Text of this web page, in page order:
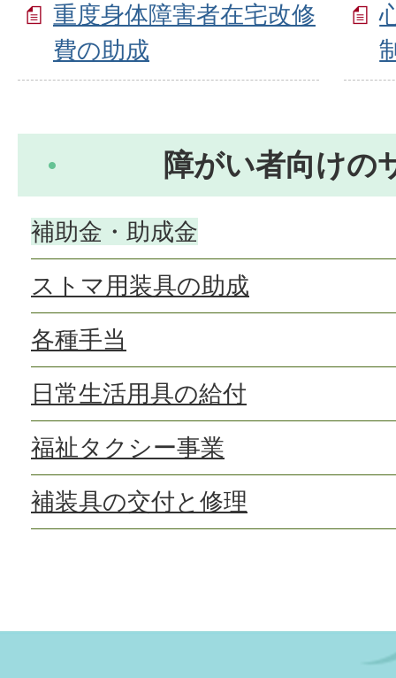
重度身体障害者在宅改修
費の助成
障がい者向けの
補助金・助成金
ストマ用装具の助成
各種手当
日常生活用具の給付
福祉タクシー事業
補装具の交付と修理